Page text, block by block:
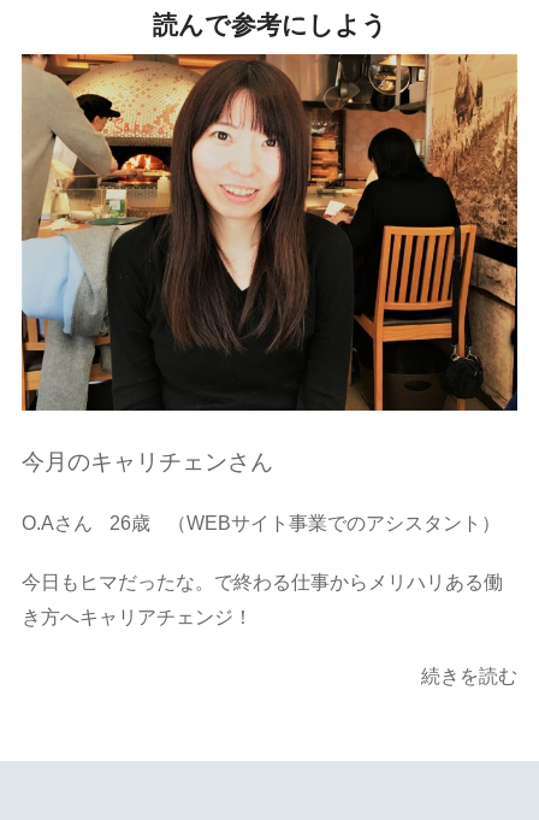
読んで参考にしよう
今月のキャリチェンさん
O.Aさん 26歳 （WEBサイト事業でのアシスタント）
今日もヒマだったな。で終わる仕事からメリハリある働
き方へキャリアチェンジ！
続きを読む